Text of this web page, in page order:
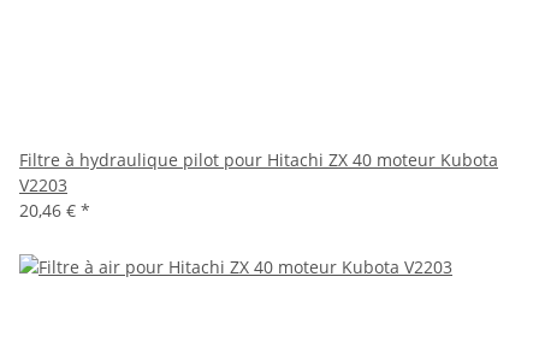
Filtre à hydraulique pilot pour Hitachi ZX 40 moteur Kubota
V2203
20,46 € *